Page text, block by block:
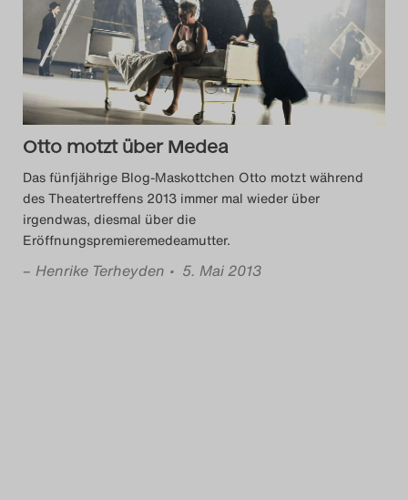
Das Theatertreffen-Blog
2014
Das Theatertreffen-Blog
2015
Das Theatertreffen-Blog
2016
Das Theatertreffen-Blog
Otto motzt über Medea
Das fünfjährige Blog-Maskottchen Otto motzt während
des Theatertreffens 2013 immer mal wieder über
irgendwas, diesmal über die
Eröffnungspremieremedeamutter.
– Henrike Terheyden • 5. Mai 2013